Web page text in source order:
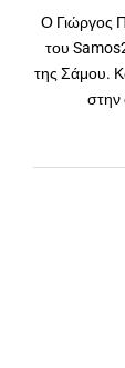
Ο Γιώργος
του
της Σάμου.
στην